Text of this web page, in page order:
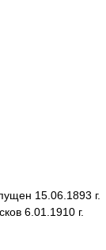
15.06.1893 г.
6.01.1910 г.